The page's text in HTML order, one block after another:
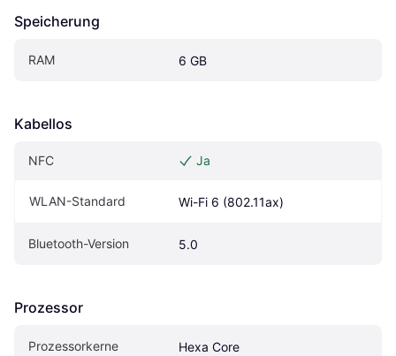
Speicherung
RAM 6 GB
Kabellos
NFC Ja
WLAN-Standard Wi-Fi 6 (802.11ax)
Bluetooth-Version 5.0
Prozessor
Prozessorkerne Hexa Core